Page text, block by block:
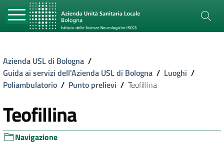
Azienda USL di Bologna /
Guida ai servizi dell'Azienda USL di Bologna / Luoghi /
Poliambulatorio / Punto prelievi / Teofillina
Teofillina
Navigazione